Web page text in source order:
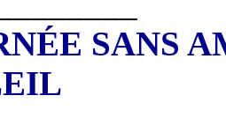
SANS